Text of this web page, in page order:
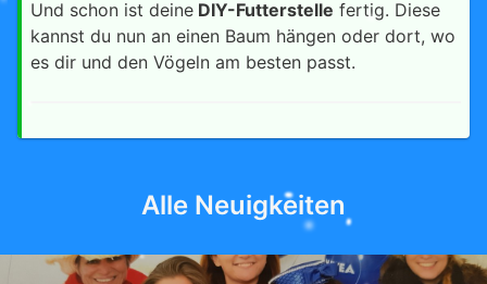
Und schon ist deine DIY-Futterstelle fertig. Diese
kannst du nun an einen Baum hängen oder dort, wo
es dir und den Vögeln am besten passt.
Alle Neuigkeiten